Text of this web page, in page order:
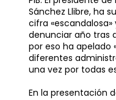
Sánchez Llibre, ha
cifra
denunciar año tras
por eso ha apelado
diferentes
una vez por todas
En la presentación